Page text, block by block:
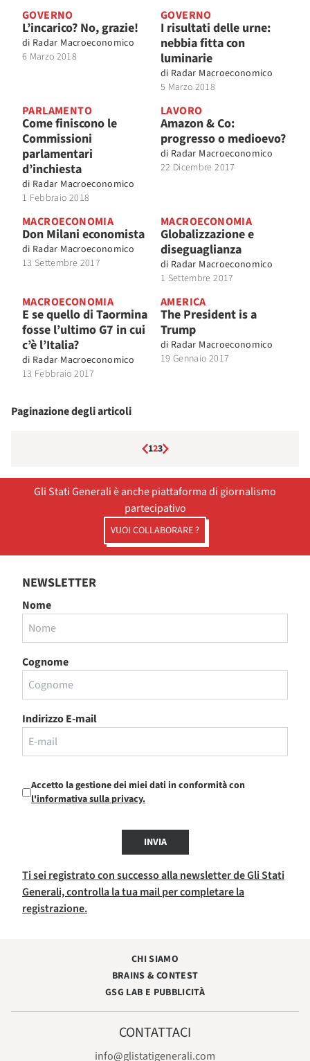
GOVERNO
L’incarico? No, grazie!
di Radar Macroeconomico
6 Marzo 2018
GOVERNO
I risultati delle urne:
nebbia fitta con
luminarie
di Radar Macroeconomico
5 Marzo 2018
PARLAMENTO
Come finiscono le
Commissioni
parlamentari
d’inchiesta
di Radar Macroeconomico
1 Febbraio 2018
LAVORO
Amazon & Co:
progresso o medioevo?
di Radar Macroeconomico
22 Dicembre 2017
MACROECONOMIA
Don Milani economista
di Radar Macroeconomico
13 Settembre 2017
MACROECONOMIA
Globalizzazione e
diseguaglianza
di Radar Macroeconomico
1 Settembre 2017
MACROECONOMIA
E se quello di Taormina
fosse l’ultimo G7 in cui
c’è l’Italia?
di Radar Macroeconomico
13 Febbraio 2017
AMERICA
The President is a
Trump
di Radar Macroeconomico
19 Gennaio 2017
Paginazione degli articoli
123
Gli Stati Generali è anche piattaforma di giornalismo
partecipativo
VUOI COLLABORARE ?
NEWSLETTER
Nome
Cognome
Indirizzo E-mail
Accetto la gestione dei miei dati in conformità con
l'informativa sulla privacy.
INVIA
Ti sei registrato con successo alla newsletter de Gli Stati
Generali, controlla la tua mail per completare la
registrazione.
CHI SIAMO
BRAINS & CONTEST
GSG LAB E PUBBLICITÀ
CONTATTACI
info@glistatigenerali.com